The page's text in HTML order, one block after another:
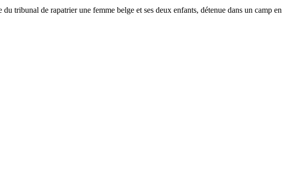
tribunal de rapatrier une femme belge et ses deux enfants, détenue dans un camp en